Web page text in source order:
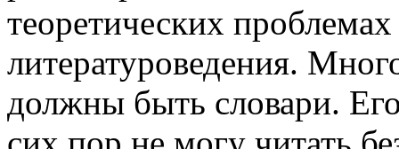
теоретических
литературоведения.
должны быть словари.